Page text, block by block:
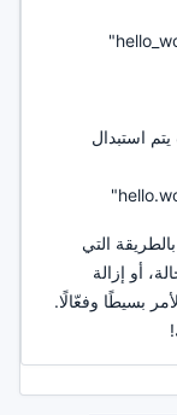
استبدال
التي
أو إزالة
بسيطًا وفعّالًا.